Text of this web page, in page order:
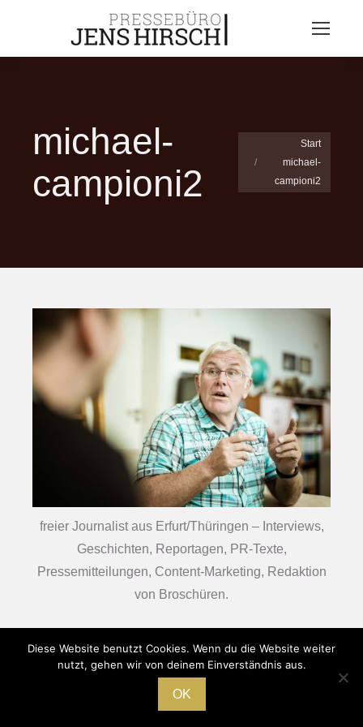
michael-
campioni2
Sie befinden sich
hier:
Start
michael-
campioni2
freier Journalist aus Erfurt/Thüringen – Interviews,
Geschichten, Reportagen, PR-Texte,
Pressemitteilungen, Content-Marketing, Redaktion
von Broschüren.
Pressebüro Jens Hirsch
IMPRESSUM|
Diese Website benutzt Cookies. Wenn du die Website weiter
nutzt, gehen wir von deinem Einverständnis aus.
OK